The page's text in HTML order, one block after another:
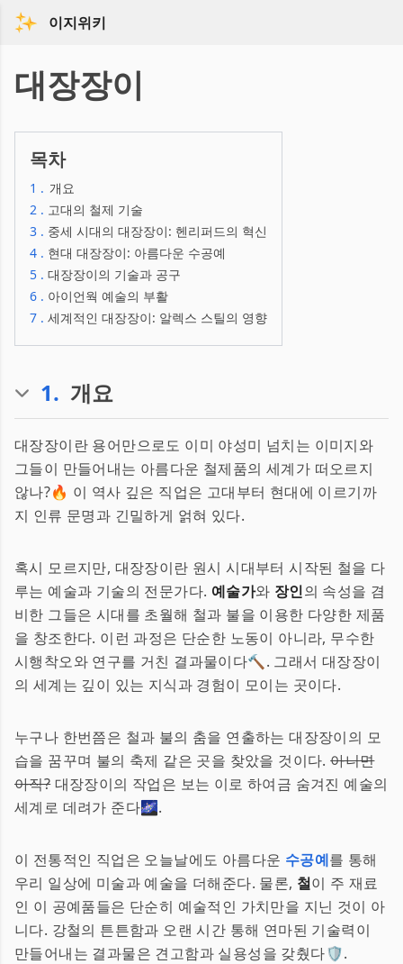
이지위키
대장장이
목차
1 . 개요
2 . 고대의 철제 기술
3 . 중세 시대의 대장장이: 헨리퍼드의 혁신
4 . 현대 대장장이: 아름다운 수공예
5 . 대장장이의 기술과 공구
6 . 아이언웍 예술의 부활
7 . 세계적인 대장장이: 알렉스 스틸의 영향
1. 개요
대장장이란 용어만으로도 이미 야성미 넘치는 이미지와
그들이 만들어내는 아름다운 철제품의 세계가 떠오르지
않나?🔥 이 역사 깊은 직업은 고대부터 현대에 이르기까
지 인류 문명과 긴밀하게 얽혀 있다.
혹시 모르지만, 대장장이란 원시 시대부터 시작된 철을 다
루는 예술과 기술의 전문가다. 예술가와 장인의 속성을 겸
비한 그들은 시대를 초월해 철과 불을 이용한 다양한 제품
을 창조한다. 이런 과정은 단순한 노동이 아니라, 무수한
시행착오와 연구를 거친 결과물이다🔨. 그래서 대장장이
의 세계는 깊이 있는 지식과 경험이 모이는 곳이다.
누구나 한번쯤은 철과 불의 춤을 연출하는 대장장이의 모
습을 꿈꾸며 불의 축제 같은 곳을 찾았을 것이다.아니면
아직?대장장이의 작업은 보는 이로 하여금 숨겨진 예술의
세계로 데려가 준다🌌.
이 전통적인 직업은 오늘날에도 아름다운 수공예를 통해
우리 일상에 미술과 예술을 더해준다. 물론, 철이 주 재료
인 이 공예품들은 단순히 예술적인 가치만을 지닌 것이 아
니다. 강철의 튼튼함과 오랜 시간 통해 연마된 기술력이
만들어내는 결과물은 견고함과 실용성을 갖췄다🛡.